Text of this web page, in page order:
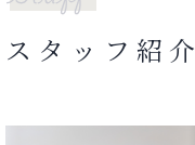
スタッフ紹介